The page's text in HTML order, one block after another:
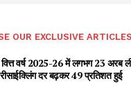
OUR EXCLUSIVE
वर्ष 2025-26 में लगभग 23 अरब
दर बढ़कर 49 प्रतिशत हुई